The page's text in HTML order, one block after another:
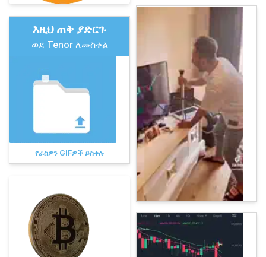
እዚህ ጠቅ ያድርጉ
ወደ Tenor ለመስቀል
የራስዎን GIFዎች ይስቀሉ